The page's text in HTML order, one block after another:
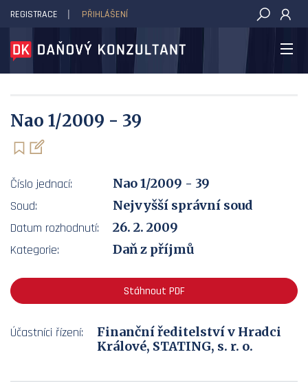
DAŇOVÝ KONZULTANT
REGISTRACE PŘIHLÁŠENÍ
Nao 1/2009 - 39
Číslo jednací:
Nao 1/2009 - 39
Soud:
Nejvyšší správní soud
Datum rozhodnutí:
26. 2. 2009
Kategorie:
Daň z příjmů
Stáhnout PDF
Účastníci řízení:
Finanční ředitelství v Hradci
Králové, STATING, s. r. o.